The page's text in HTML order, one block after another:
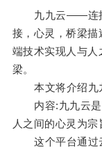
九九云——连接
接，心灵，桥梁
端技术实现人与人
梁。
本文将介绍九九
内容:九九云是
人之间的心灵为宗
这个平台通过云